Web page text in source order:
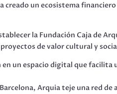
un ecosistema
la Fundación Caja de
de valor cultural y
un espacio digital que
Arquia teje una red